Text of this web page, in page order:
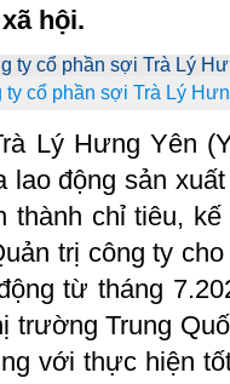
hội.
ty cổ phần sợi Trà Lý
Lý Hưng Yên
lao động sản
thành chỉ tiêu,
trị công ty
từ tháng
trường Trung
với thực hiện